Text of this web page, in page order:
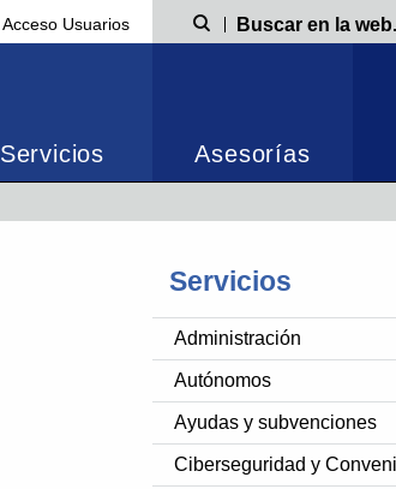
Acceso Usuarios Búsqueda
Servicios Asesorías
Servicios
Administración
Autónomos
Ayudas y subvenciones
Ciberseguridad y